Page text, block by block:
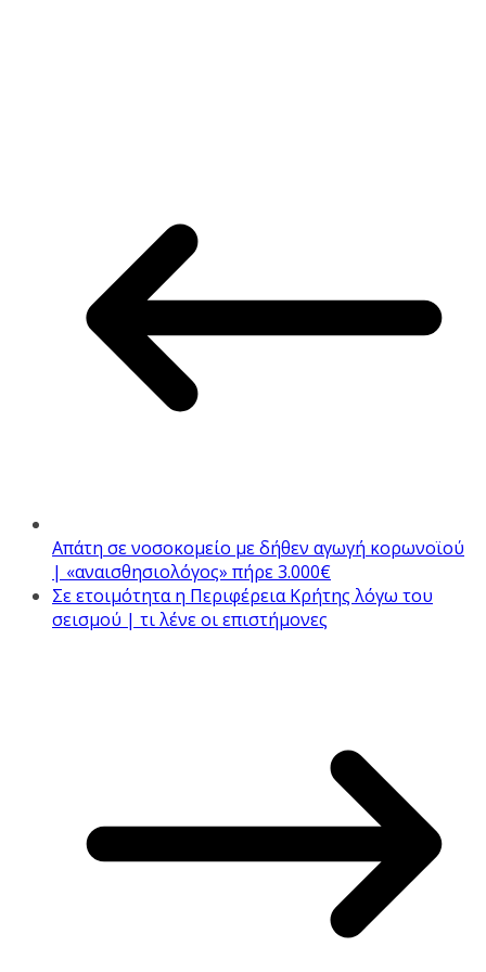
Απάτη σε νοσοκομείο με δήθεν αγωγή κορωνοϊού
| «αναισθησιολόγος» πήρε 3.000€
Σε ετοιμότητα η Περιφέρεια Κρήτης λόγω του
σεισμού | τι λένε οι επιστήμονες